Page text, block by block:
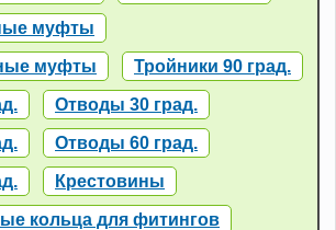
муфты
муфты Тройники 90 град.
Отводы 30 град.
Отводы 60 град.
Крестовины
кольца для фитингов